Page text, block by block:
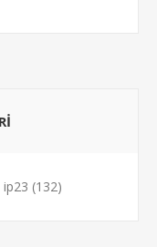
ip23 (132)